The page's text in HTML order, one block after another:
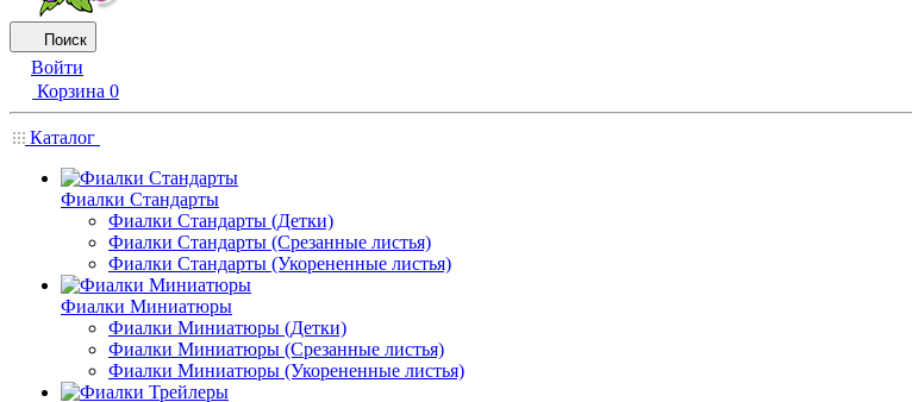
Поиск
Войти
Корзина 0
Каталог
Фиалки Стандарты
Фиалки Стандарты (Детки)
Фиалки Стандарты (Срезанные листья)
Фиалки Стандарты (Укорененные листья)
Фиалки Миниатюры
Фиалки Миниатюры (Детки)
Фиалки Миниатюры (Срезанные листья)
Фиалки Миниатюры (Укорененные листья)